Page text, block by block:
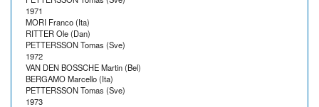
1971
MORI Franco (Ita)
RITTER Ole (Dan)
PETTERSSON Tomas (Sve)
1972
VAN DEN BOSSCHE Martin (Bel)
BERGAMO Marcello (Ita)
PETTERSSON Tomas (Sve)
1973